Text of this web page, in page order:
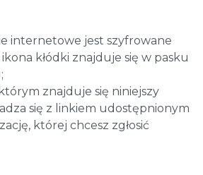
internetowe jest szyfrowane
kłódki znajduje się w pasku
znajduje się niniejszy
się z linkiem udostępnionym
której chcesz zgłosić